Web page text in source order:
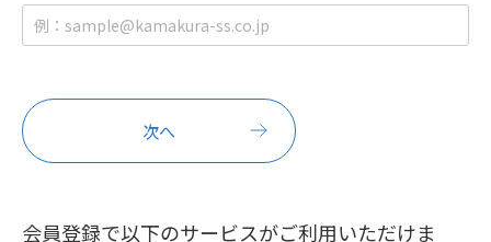
会員登録で以下のサービスがご利用いただけま